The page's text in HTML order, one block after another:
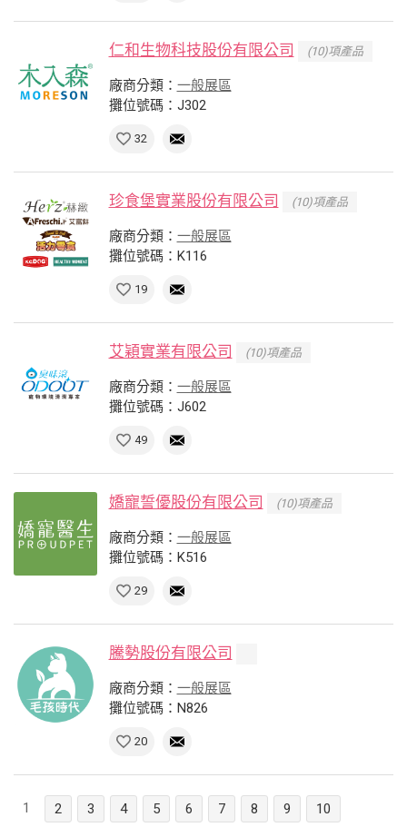
仁和生物科技股份有限公司 (10)項產品
廠商分類： 一般展區
攤位號碼：J302
32
珍食堡實業股份有限公司 (10)項產品
廠商分類： 一般展區
攤位號碼：K116
19
艾穎實業有限公司 (10)項產品
廠商分類： 一般展區
攤位號碼：J602
49
嬌寵誓優股份有限公司 (10)項產品
廠商分類： 一般展區
攤位號碼：K516
29
騰勢股份有限公司
廠商分類： 一般展區
攤位號碼：N826
20
1 2 3 4 5 6 7 8 9 10